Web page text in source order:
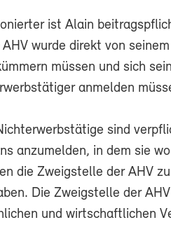
ist Alain
wurde direkt von
müssen und sich
anmelden
sind
anzumelden, in dem sie
die Zweigstelle der AHV
Die Zweigstelle der
und wirtschaftlichen